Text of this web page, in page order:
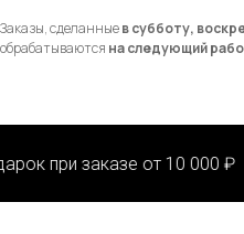
Заказы, сделанныев субботу,
обрабатываются на следующий
от 10 000 ₽